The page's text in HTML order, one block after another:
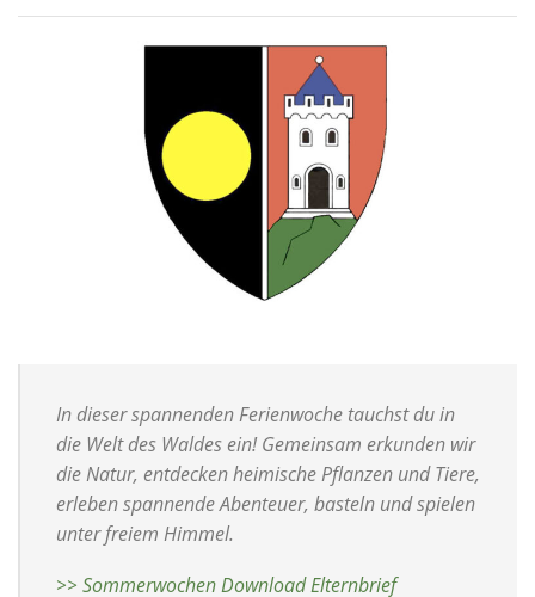
In dieser spannenden Ferienwoche tauchst du in
die Welt des Waldes ein! Gemeinsam erkunden wir
die Natur, entdecken heimische Pflanzen und Tiere,
erleben spannende Abenteuer, basteln und spielen
unter freiem Himmel.
>> Sommerwochen Download Elternbrief